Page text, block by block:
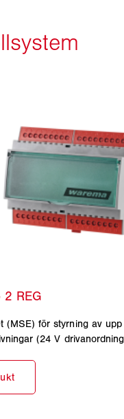
(MSE) för styrning av
(24 V